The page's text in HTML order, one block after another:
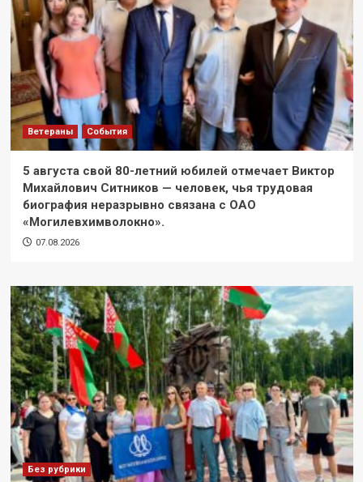
Ветераны События
5 августа свой 80-летний юбилей отмечает Виктор
Михайлович Ситников — человек, чья трудовая
биография неразрывно связана с ОАО
«Могилевхимволокно».
07.08.2026
Без рубрики